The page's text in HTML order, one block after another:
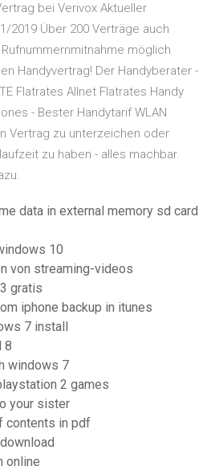
bei Verivox Aktueller
2019 Über 200 Verträge auch
möglich
Handyvertrag! Der Handyberater -
Flatrates Allnet Flatrates Handy
- Bester Handytarif WLAN
Vertrag zu unterzeichen oder
zu haben - alles machbar.
data in external memory sd card
10
von streaming-videos
gratis
iphone backup in itunes
7 install
8
windows 7
2 games
your sister
contents in pdf
online